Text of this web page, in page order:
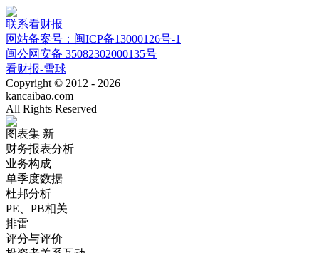
联系看财报
网站备案号：闽ICP备13000126号-1
闽公网安备 35082302000135号
看财报-雪球
Copyright © 2012 - 2026
kancaibao.com
All Rights Reserved
图表集 新
财务报表分析
业务构成
单季度数据
杜邦分析
PE、PB相关
排雷
评分与评价